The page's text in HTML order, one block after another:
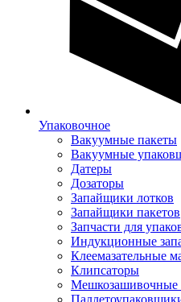
Упаковочное
Вакуумные пакеты
Вакуумные
Датеры
Дозаторы
Запайщики лотков
Запайщики пакетов
Запчасти для
Индукционные
Клеемазательные
Клипсаторы